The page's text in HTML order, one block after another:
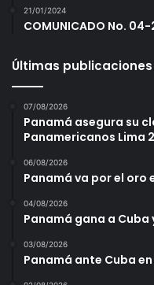
21/01/2024
COMUNICADO No.
Últimas publicaciones
07/08/2026
Panamá asegura su
Panamericanos Lima
06/08/2026
Panamá va por el oro
04/08/2026
Panamá gana a Cuba
03/08/2026
Panamá ante Cuba